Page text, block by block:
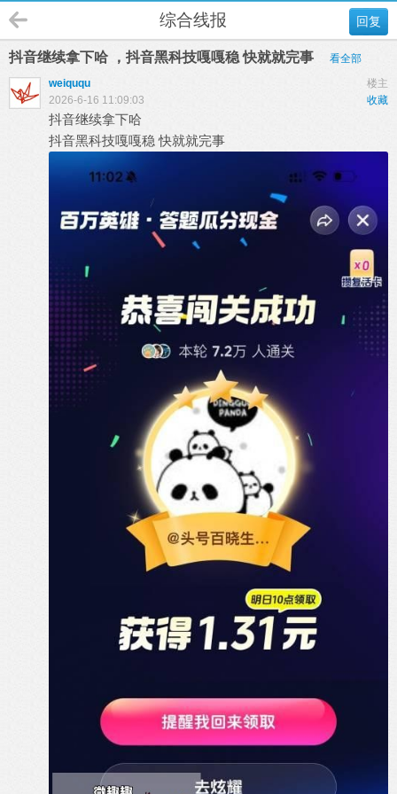
回复
综合线报
抖音继续拿下哈 ，抖音黑科技嘎嘎稳 快就就完事 ​
看全部
楼主
weiququ
收藏
2026-6-16 11:09:03
抖音继续拿下哈
抖音黑科技嘎嘎稳 快就就完事 ​